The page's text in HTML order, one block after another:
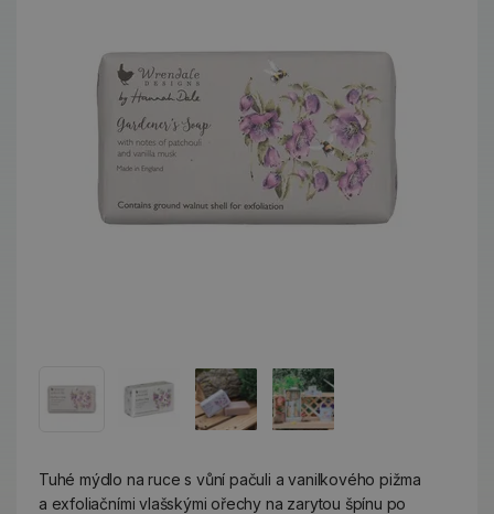
Tuhé mýdlo na ruce s vůní pačuli a vanilkového pižma
a exfoliačními vlašskými ořechy na zarytou špínu po